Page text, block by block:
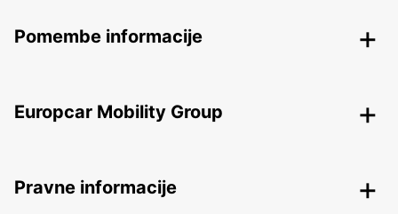
Pomembe informacije
Europcar Mobility Group
Pravne informacije